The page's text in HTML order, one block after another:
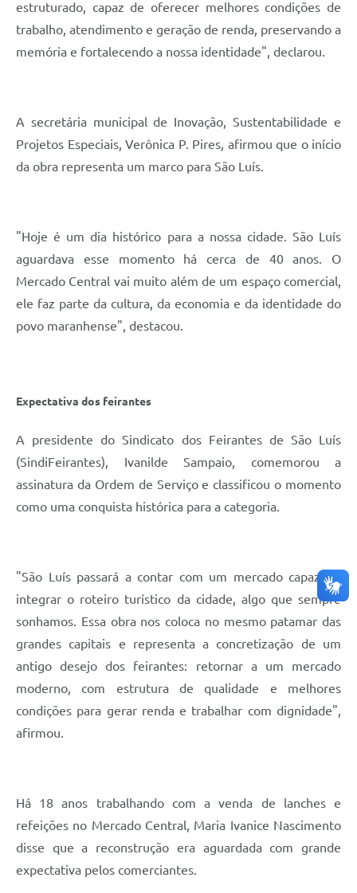
estruturado, capaz de oferecer melhores condições de
trabalho, atendimento e geração de renda, preservando a
memória e fortalecendo a nossa identidade", declarou.
A secretária municipal de Inovação, Sustentabilidade e
Projetos Especiais, Verônica P. Pires, afirmou que o início
da obra representa um marco para São Luís.
"Hoje é um dia histórico para a nossa cidade. São Luís
aguardava esse momento há cerca de 40 anos. O
Mercado Central vai muito além de um espaço comercial,
ele faz parte da cultura, da economia e da identidade do
povo maranhense", destacou.
Expectativa dos feirantes
A presidente do Sindicato dos Feirantes de São Luís
(SindiFeirantes), Ivanilde Sampaio, comemorou a
assinatura da Ordem de Serviço e classificou o momento
como uma conquista histórica para a categoria.
"São Luís passará a contar com um mercado capaz de
integrar o roteiro turístico da cidade, algo que sempre
sonhamos. Essa obra nos coloca no mesmo patamar das
grandes capitais e representa a concretização de um
antigo desejo dos feirantes: retornar a um mercado
moderno, com estrutura de qualidade e melhores
condições para gerar renda e trabalhar com dignidade",
afirmou.
Há 18 anos trabalhando com a venda de lanches e
refeições no Mercado Central, Maria Ivanice Nascimento
disse que a reconstrução era aguardada com grande
expectativa pelos comerciantes.